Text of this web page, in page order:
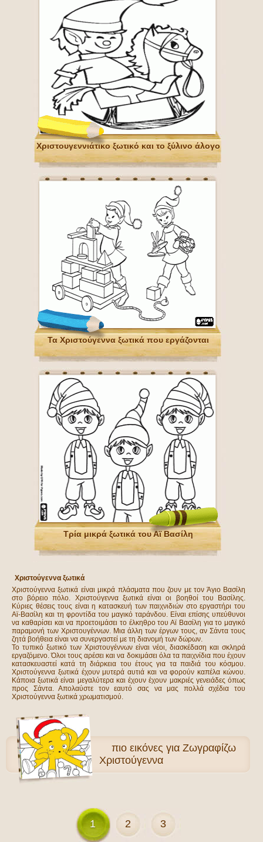
Χριστουγεννιάτικο ξωτικό και το ξύλινο άλογο
Τα Χριστούγεννα ξωτικά που εργάζονται
Τρία μικρά ξωτικά του Αϊ Βασίλη
Χριστούγεννα ξωτικά
Χριστούγεννα ξωτικά είναι μικρά πλάσματα που ζουν με τον Άγιο Βασίλη
στο βόρειο πόλο. Χριστούγεννα ξωτικά είναι οι βοηθοί του Βασίλης.
Κύριες θέσεις τους είναι η κατασκευή των παιχνιδιών στο εργαστήρι του
Αϊ-Βασίλη και τη φροντίδα του μαγικό ταράνδου. Είναι επίσης υπεύθυνοι
να καθαρίσει και να προετοιμάσει το έλκηθρο του Αϊ Βασίλη για το μαγικό
παραμονή των Χριστουγέννων. Μια άλλη των έργων τους, αν Σάντα τους
ζητά βοήθεια είναι να συνεργαστεί με τη διανομή των δώρων.
Το τυπικό ξωτικό των Χριστουγέννων είναι νέοι, διασκέδαση και σκληρά
εργαζόμενο. Όλοι τους αρέσει και να δοκιμάσει όλα τα παιχνίδια που έχουν
κατασκευαστεί κατά τη διάρκεια του έτους για τα παιδιά του κόσμου.
Χριστούγεννα ξωτικά έχουν μυτερά αυτιά και να φορούν καπέλα κώνου.
Κάποια ξωτικά είναι μεγαλύτερα και έχουν έχουν μακριές γενειάδες όπως
προς Σάντα. Απολαύστε τον εαυτό σας να μας πολλά σχέδια του
Χριστούγεννα ξωτικά χρωματισμού.
πιο εικόνες για Ζωγραφίζω
Χριστούγεννα
1 2 3